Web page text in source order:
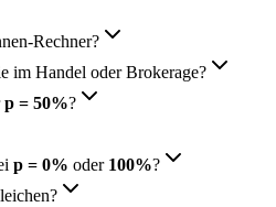
im Handel oder Brokerage?
p = 50%?
p = 0% oder 100%?